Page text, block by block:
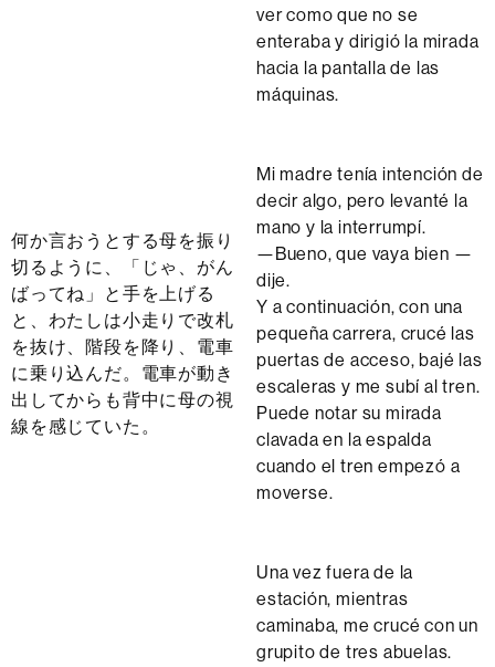
ver como que no se
enteraba y dirigió la mirada
hacia la pantalla de las
máquinas.
何か言おうとする母を振り
切るように、「じゃ、がん
ばってね」と手を上げる
と、わたしは小走りで改札
を抜け、階段を降り、電車
に乗り込んだ。電車が動き
出してからも背中に母の視
線を感じていた。
Mi madre tenía intención de
decir algo, pero levanté la
mano y la interrumpí.
—Bueno, que vaya bien —
dije.
Y a continuación, con una
pequeña carrera, crucé las
puertas de acceso, bajé las
escaleras y me subí al tren.
Puede notar su mirada
clavada en la espalda
cuando el tren empezó a
moverse.
Una vez fuera de la
estación, mientras
caminaba, me crucé con un
grupito de tres abuelas.